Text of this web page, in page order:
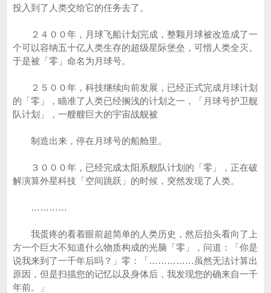
投入到了人类交给它的任务去了。
２４００年，月球飞船计划完成，整颗月球被改造成了一
个可以容纳五十亿人类生存的超级星际堡垒，可惜人类全灭。
于是被「零」命名为月球号。
２５００年，科技继续向前发展，已经正式完成月球计划
的「零」，瞄准了人类已经搁浅的计划之一，「月球号护卫舰
队计划」，一艘艘巨大的宇宙战舰被
制造出来，停在月球号的船舱里。
３０００年，已经完成太阳系舰队计划的「零」，正在破
解演算外星科技「空间跳跃」的时候，突然发现了人类。
…………
我蛋疼的看着眼前超简单的人类历史，然后抬头看向了上
方一个巨大不知道什么物质构成的光脑「零」，问道：「你是
说我来到了一千年后吗？」零：「……………虽然无法计算出
原因，但是扫描您的记忆以及身体后，我发现您的确来自一千
年前。」